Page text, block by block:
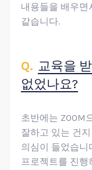
내용들을 배우면
같습니다.
교육을
없었나요?
초반에는 ZOOM
잘하고 있는 건
의심이 들었습니
프로젝트를 진행